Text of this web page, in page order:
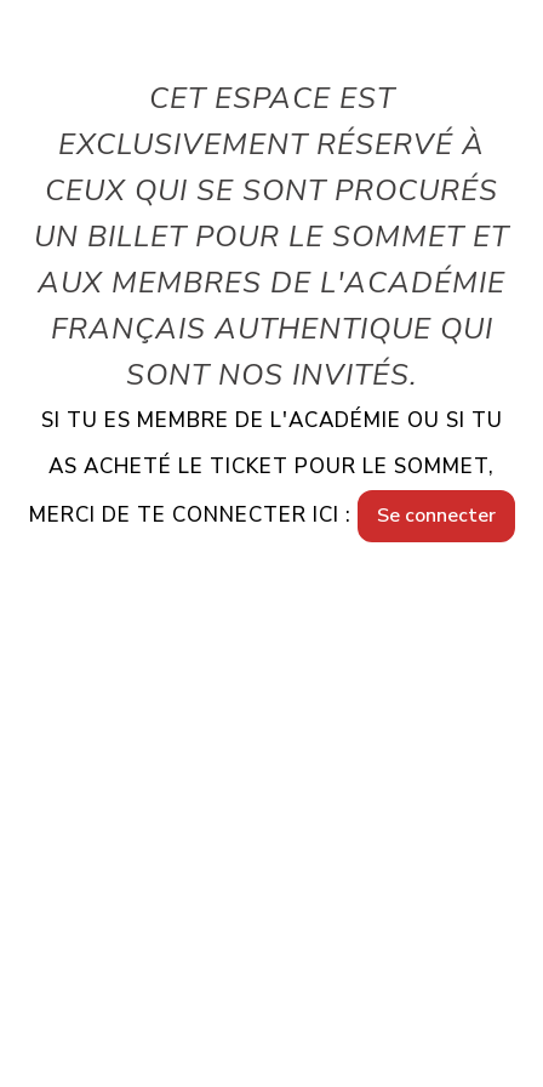
CET ESPACE EST
EXCLUSIVEMENT RÉSERVÉ À
CEUX QUI SE SONT PROCURÉS
UN BILLET POUR LE SOMMET ET
AUX MEMBRES DE L'ACADÉMIE
FRANÇAIS AUTHENTIQUE QUI
SONT NOS INVITÉS.
SI TU ES MEMBRE DE L'ACADÉMIE OU SI TU
AS ACHETÉ LE TICKET POUR LE SOMMET,
MERCI DE TE CONNECTER ICI :
Se connecter